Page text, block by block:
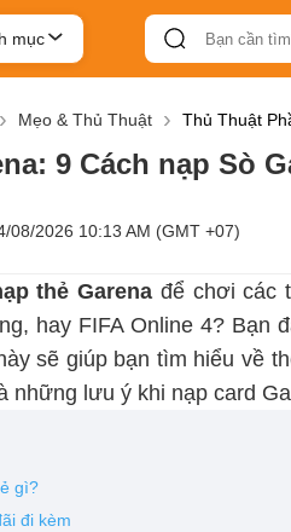
mục
Mẹo & Thủ Thuật Thủ Thuật
9 Cách nạp Sò
08/2026 10:13 AM (GMT +07)
thẻ Garena để chơi các
hay FIFA Online 4? Bạn
sẽ giúp bạn tìm hiểu về
những lưu ý khi nạp card
gì?
đi kèm